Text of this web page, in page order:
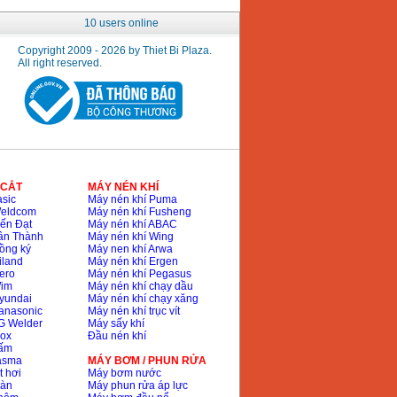
10 users online
Copyright 2009 - 2026 by Thiet Bi Plaza.
All right reserved.
Đạt
Thành
ký
Welder
hơi
MÁY NÉN KHÍ
Máy nén khí Puma
Máy nén khí Fusheng
Máy nén khí ABAC
Máy nén khí Wing
Máy nen khí Arwa
Máy nén khí Ergen
Máy nén khí Pegasus
Máy nén khí chạy dầu
Máy nén khí chạy xăng
Máy nén khí trục vít
Máy sấy khí
Đầu nén khí
MÁY BƠM / PHUN RỬA
Máy bơm nước
Máy phun rửa áp lực